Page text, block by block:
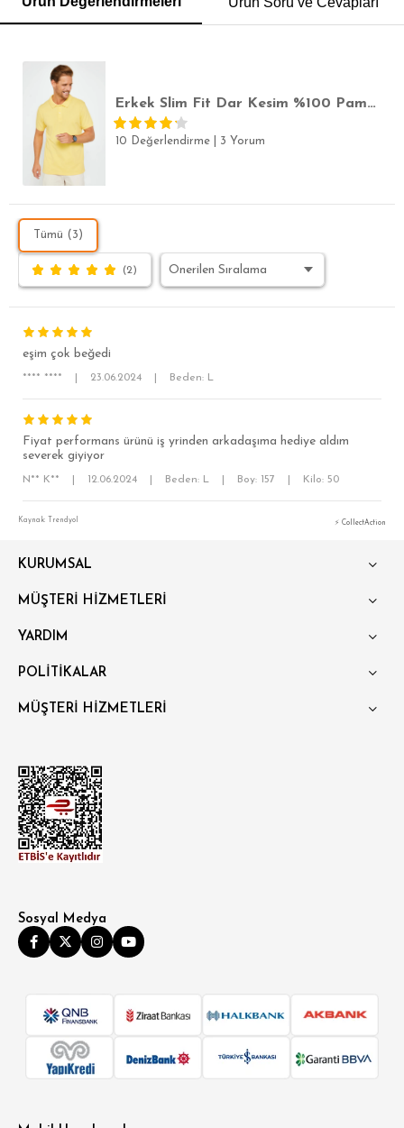
SÜPER SLİM FİT
Erkek Slim Fit Dar Kesim %100 Pamuk Düz Pike Sarı Polo Yaka Tişört
10 Değerlendirme 3 Yorum
Tümü (3)
(2)
eşim çok beğedi
**** **** 23.06.2024 Beden: L
Fiyat performans ürünü iş yrinden arkadaşıma hediye aldım
severek giyiyor
N** K** 12.06.2024 Beden: L Boy: 157 Kilo: 50
Kaynak: Trendyol ⚡ CollectAction
KURUMSAL
MÜŞTERİ HİZMETLERİ
YARDIM
POLİTİKALAR
MÜŞTERİ HİZMETLERİ
Sosyal Medya